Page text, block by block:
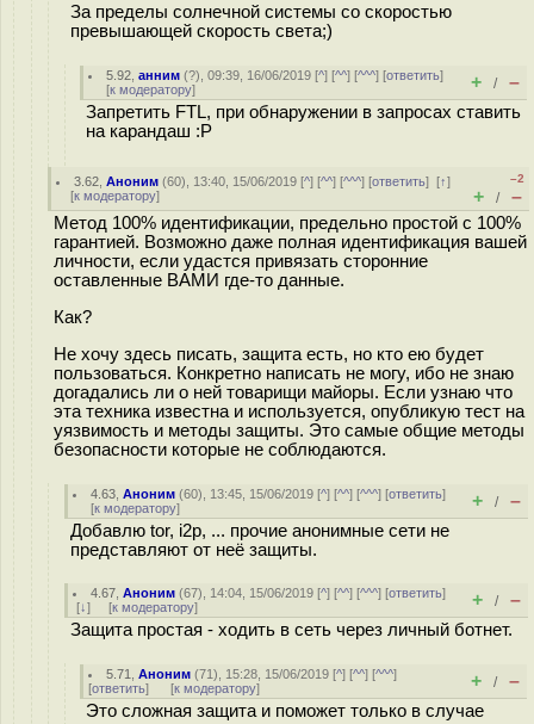
За пределы солнечной системы со скоростью
превышающей скорость света;)
5.92 ,анним (?), 09:39, 16/06/2019 [^] [^^] [^^^] [ответить]
[к модератору] + / –
Запретить FTL, при обнаружении в запросах ставить
на карандаш :P
3.62 ,Аноним (60), 13:40, 15/06/2019 [^] [^^] [^^^] [ответить][↑]
[к модератору]
–2
+ / –
Метод 100% идентификации, предельно простой с 100%
гарантией. Возможно даже полная идентификация вашей
личности, если удастся привязать сторонние
оставленные ВАМИ где-то данные.
Как?
Не хочу здесь писать, защита есть, но кто ею будет
пользоваться. Конкретно написать не могу, ибо не знаю
догадались ли о ней товарищи майоры. Если узнаю что
эта техника известна и используется, опубликую тест на
уязвимость и методы защиты. Это самые общие методы
безопасности которые не соблюдаются.
4.63 ,Аноним (60), 13:45, 15/06/2019 [^] [^^] [^^^] [ответить]
[к модератору] + / –
Добавлю tor, i2p, ... прочие анонимные сети не
представляют от неё защиты.
4.67 ,Аноним (67), 14:04, 15/06/2019 [^] [^^] [^^^] [ответить]
[↓] [к модератору] + / –
Защита простая - ходить в сеть через личный ботнет.
5.71 ,Аноним (71), 15:28, 15/06/2019 [^] [^^] [^^^]
[ответить] [к модератору] + / –
Это сложная защита и поможет только в случае